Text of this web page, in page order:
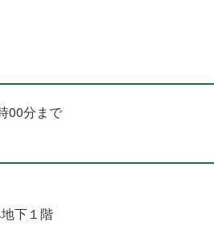
00分まで
下１階